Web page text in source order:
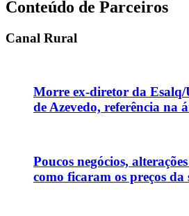
Conteúdo de Parceiros
Canal Rural
Morre ex-diretor da Esalq/
de Azevedo, referência na
Poucos negócios,
como ficaram os preços da